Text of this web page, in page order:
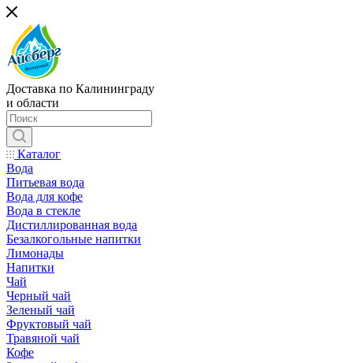
Доставка по Калининграду
и области
Каталог
Вода
Питьевая вода
Вода для кофе
Вода в стекле
Дистиллированная вода
Безалкогольные напитки
Лимонады
Напитки
Чай
Черный чай
Зеленый чай
Фруктовый чай
Травяной чай
Кофе